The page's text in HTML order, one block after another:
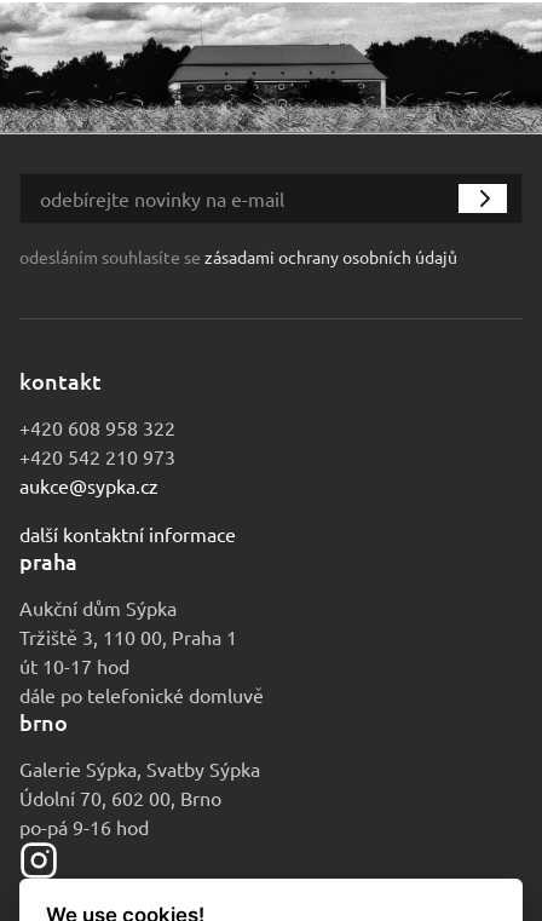
odesláním souhlasíte se zásadami ochrany osobních údajů
kontakt
+420 608 958 322
+420 542 210 973
aukce@sypka.cz
další kontaktní informace
praha
Aukční dům Sýpka
Tržiště 3, 110 00, Praha 1
út 10-17 hod
dále po telefonické domluvě
brno
Galerie Sýpka, Svatby Sýpka
Údolní 70, 602 00, Brno
po-pá 9-16 hod
We use cookies!